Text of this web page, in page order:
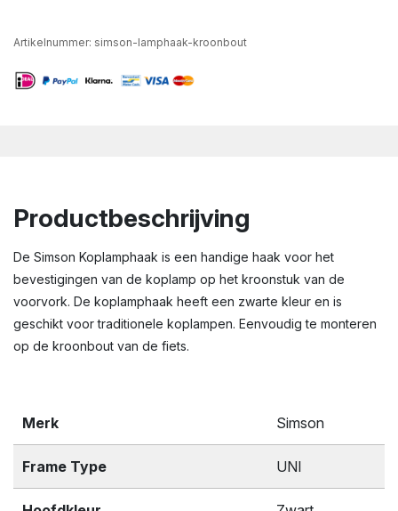
Artikelnummer: simson-lamphaak-kroonbout
Productbeschrijving
De Simson Koplamphaak is een handige haak voor het
bevestigingen van de koplamp op het kroonstuk van de
voorvork. De koplamphaak heeft een zwarte kleur en is
geschikt voor traditionele koplampen. Eenvoudig te monteren
op de kroonbout van de fiets.
Merk Simson
Frame Type UNI